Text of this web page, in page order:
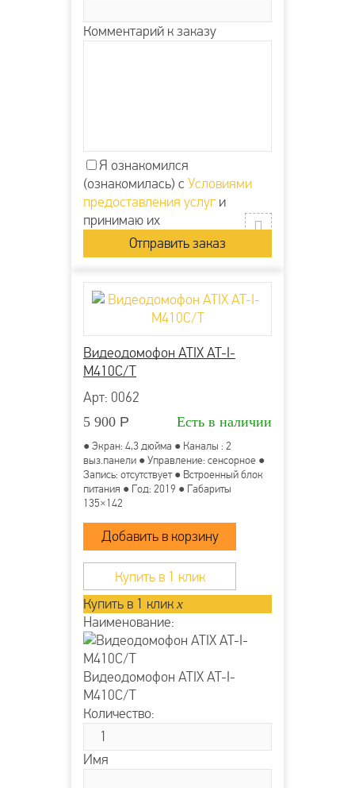
Комментарий к заказу
Я ознакомился
(ознакомилась) с Условиями
предоставления услуги
принимаю их
Видеодомофон ATIX AT-I-
М410C/T
Арт: 0062
5 900 Р Есть в наличии
● Экран: 4,3 дюйма ● Каналы : 2
выз.панели ● Управление: сенсорное ●
Запись: отсутствует ● Встроенный блок
питания ● Год: 2019 ● Габариты
135×142
Купить в 1 клик
Купить в 1 клик x
Наименование:
Видеодомофон ATIX AT-I-
М410C/T
Количество:
Имя